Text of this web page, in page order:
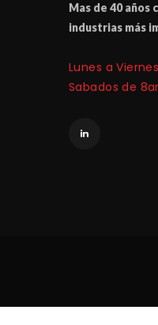
Mas de 40 años
industrias má
Lunes a
Sabados de